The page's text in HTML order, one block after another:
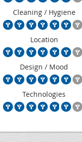
Cleaning / Hygiene
Location
Design / Mood
Technologies